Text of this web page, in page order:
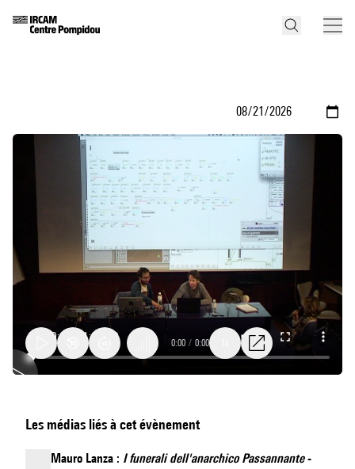
0:00 / 0:00
Les médias liés à cet évènement
Mauro Lanza : I funerali dell'anarchico Passannante-